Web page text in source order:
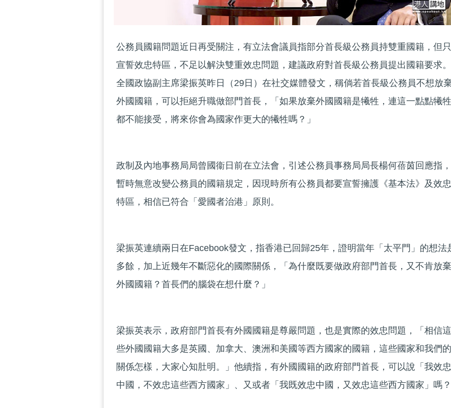
公務員國籍問題近日再受關注，有立法會議員指部分首長級公務員持雙重國籍，但只
宣誓效忠特區，不足以解決雙重效忠問題，建議政府對首長級公務員提出國籍要求。
全國政協副主席梁振英昨日（29日）在社交媒體發文，稱倘若首長級公務員不想放
外國國籍，可以拒絕升職做部門首長，「如果放棄外國國籍是犧牲，連這一點點犧牲
都不能接受，將來你會為國家作更大的犧牲嗎？」
政制及內地事務局局曾國衞日前在立法會，引述公務員事務局局長楊何蓓茵回應指，
暫時無意改變公務員的國籍規定，因現時所有公務員都要宣誓擁護《基本法》及效忠
特區，相信已符合「愛國者治港」原則。
梁振英連續兩日在Facebook發文，指香港已回歸25年，證明當年「太平門」的想法
多餘，加上近幾年不斷惡化的國際關係，「為什麼既要做政府部門首長，又不肯放棄
外國國籍？首長們的腦袋在想什麼？」
梁振英表示，政府部門首長有外國國籍是尊嚴問題，也是實際的效忠問題，「相信這
些外國國籍大多是英國、加拿大、澳洲和美國等西方國家的國籍，這些國家和我們的
關係怎樣，大家心知肚明。」他續指，有外國國籍的政府部門首長，可以說「我效忠
中國，不效忠這些西方國家」、又或者「我既效忠中國，又效忠這些西方國家」嗎？